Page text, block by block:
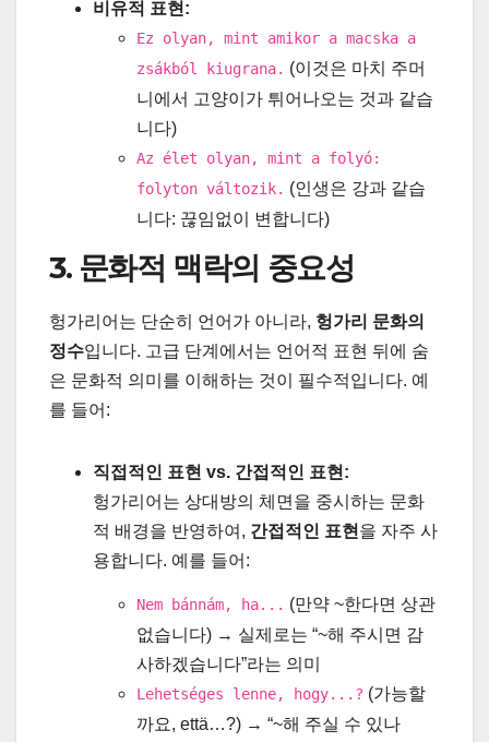
비유적 표현:
Ez olyan, mint amikor a macska a
zsákból kiugrana. (이것은 마치 주머
니에서 고양이가 튀어나오는 것과 같습
니다)
Az élet olyan, mint a folyó:
folyton változik. (인생은 강과 같습
니다: 끊임없이 변합니다)
3. 문화적 맥락의 중요성
헝가리어는 단순히 언어가 아니라, 헝가리 문화의
정수입니다. 고급 단계에서는 언어적 표현 뒤에 숨
은 문화적 의미를 이해하는 것이 필수적입니다. 예
를 들어:
직접적인 표현 vs. 간접적인 표현:
헝가리어는 상대방의 체면을 중시하는 문화
적 배경을 반영하여, 간접적인 표현 을 자주 사
용합니다. 예를 들어:
Nem bánnám, ha... (만약 ~한다면 상관
없습니다) → 실제로는 “~해 주시면 감
사하겠습니다”라는 의미
Lehetséges lenne, hogy...? (가능할
까요, että…?) → “~해 주실 수 있나